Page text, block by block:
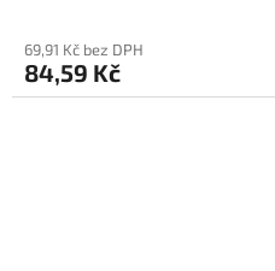
69,91 Kč bez DPH
84,59 Kč